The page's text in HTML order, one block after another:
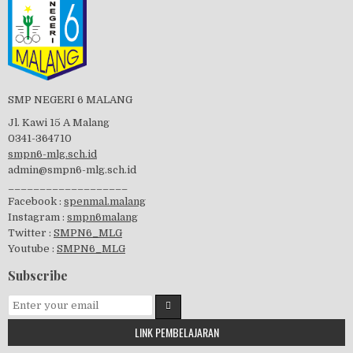
Tes Matrikulasi 2019
visitasi PPK 2019
GSF 2019
Pembagian Ijazah 2020
SMP NEGERI 6 MALANG
Jl. Kawi 15 A Malang
0341-364710
smpn6-mlg.sch.id
admin@smpn6-mlg.sch.id
Facebook : spenmal.malang
Instagram : smpn6malang
Twitter : SMPN6_MLG
Youtube : SMPN6_MLG
Subscribe
LINK PEMBELAJARAN